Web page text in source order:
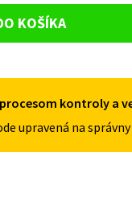
II
2008
KOŠÍKA
kontroly a
upravená na